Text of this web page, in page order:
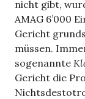
nicht gibt,
AMAG 6’000
Gericht
müssen.
sogenannte
Gericht die